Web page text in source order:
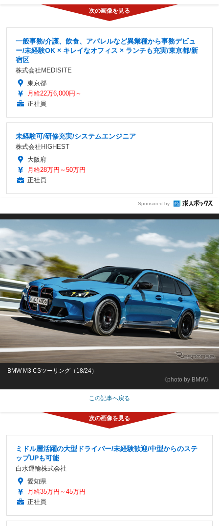
一般事務/介護、飲食、アパレルなど異業種から事務デビュ
ー/未経験OK × キレイなオフィス × ランチも充実/東京都/新
宿区
株式会社MEDISITE
東京都
月給22万6,000円～
正社員
未経験可/研修充実/システムエンジニア
株式会社HIGHEST
大阪府
月給28万円～50万円
正社員
Sponsored by
《photo by BMW》
BMW M3 CSツーリング（18/24）
この記事へ戻る
ミドル層活躍の大型ドライバー/未経験歓迎/中型からのステ
ップUPも可能
白水運輸株式会社
愛知県
月給35万円～45万円
正社員